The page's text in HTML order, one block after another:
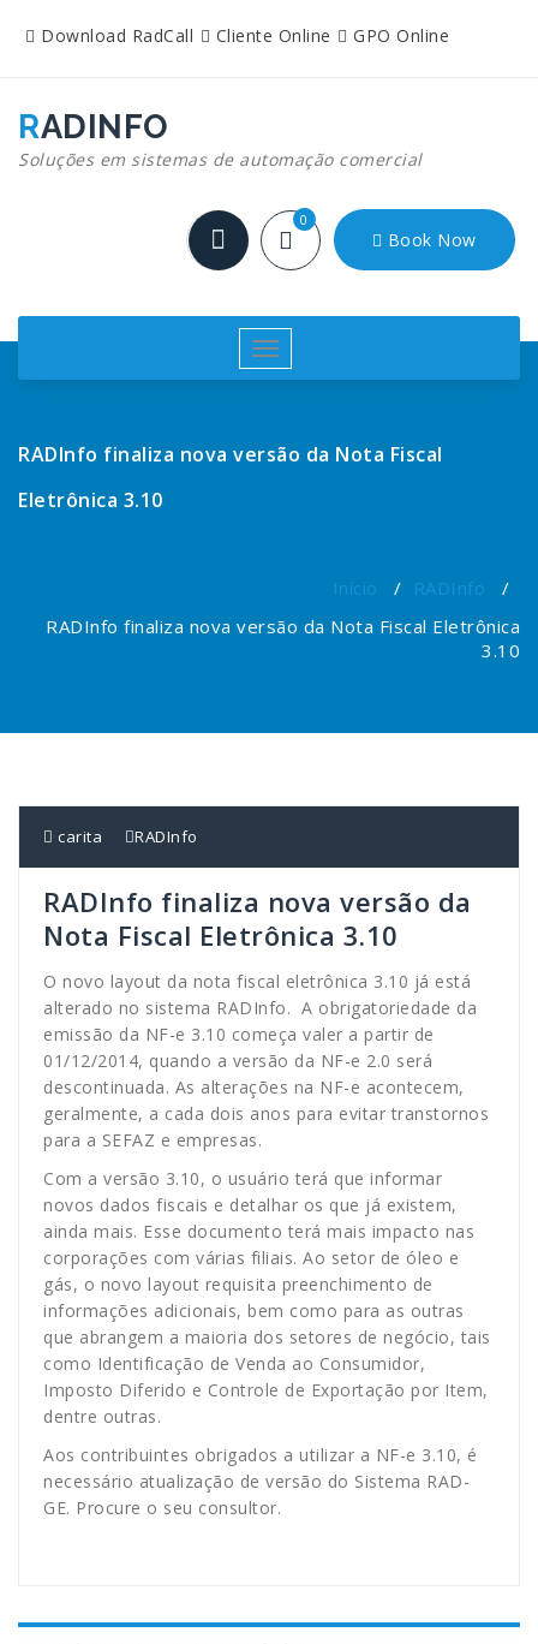
para Download RadCall Cliente Online GPO Online
RADINFO
Soluções em sistemas de automação comercial
0
Book Now
Alternar
navegação
RADInfo finaliza nova versão da Nota Fiscal
Eletrônica 3.10
Início / RADInfo /
RADInfo finaliza nova versão da Nota Fiscal Eletrônica
3.10
carita RADInfo
RADInfo finaliza nova versão da
Nota Fiscal Eletrônica 3.10
O novo layout da nota fiscal eletrônica 3.10 já está
alterado no sistema RADInfo. A obrigatoriedade da
emissão da NF-e 3.10 começa valer a partir de
01/12/2014, quando a versão da NF-e 2.0 será
descontinuada. As alterações na NF-e acontecem,
geralmente, a cada dois anos para evitar transtornos
para a SEFAZ e empresas.
Com a versão 3.10, o usuário terá que informar
novos dados fiscais e detalhar os que já existem,
ainda mais. Esse documento terá mais impacto nas
corporações com várias filiais. Ao setor de óleo e
gás, o novo layout requisita preenchimento de
informações adicionais, bem como para as outras
que abrangem a maioria dos setores de negócio, tais
como Identificação de Venda ao Consumidor,
Imposto Diferido e Controle de Exportação por Item,
dentre outras.
Aos contribuintes obrigados a utilizar a NF-e 3.10, é
necessário atualização de versão do Sistema RAD-
GE. Procure o seu consultor.